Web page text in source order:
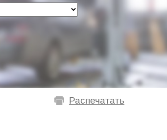
Распечатать